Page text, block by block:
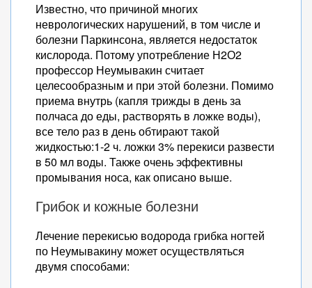
Известно, что причиной многих
неврологических нарушений, в том числе и
болезни Паркинсона, является недостаток
кислорода. Потому употребление Н2О2
профессор Неумывакин считает
целесообразным и при этой болезни. Помимо
приема внутрь (капля трижды в день за
полчаса до еды, растворять в ложке воды),
все тело раз в день обтирают такой
жидкостью:1-2 ч. ложки 3% перекиси развести
в 50 мл воды. Также очень эффективны
промывания носа, как описано выше.
Грибок и кожные болезни
Лечение перекисью водорода грибка ногтей
по Неумывакину может осуществляться
двумя способами: